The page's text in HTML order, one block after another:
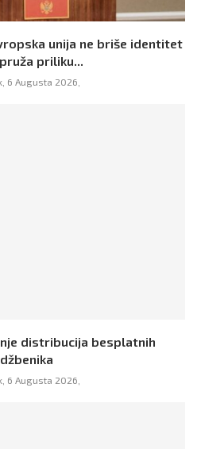
unija ne briše identitet
priliku...
6 Augusta 2026,
distribucija besplatnih
6 Augusta 2026,